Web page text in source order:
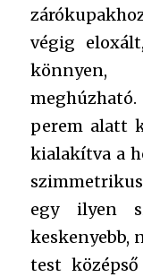
végig
könnyen,
perem alatt
kialakítva a
egy ilyen
keskenyebb,
test